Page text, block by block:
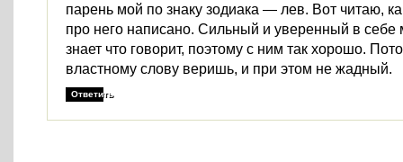
парень мой по знаку зодиака — лев. Вот читаю,
про него написано. Сильный и уверенный в себе
знает что говорит, поэтому с ним так хорошо.
властному слову веришь, и при этом не жадный.
Ответить